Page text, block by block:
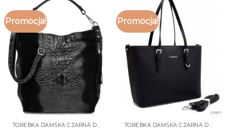
Promocja!
TOREBKA DAMSKA CZARNA DUŻA
Promocja!
TOREBKA DAMSKA CZARNA DUŻA